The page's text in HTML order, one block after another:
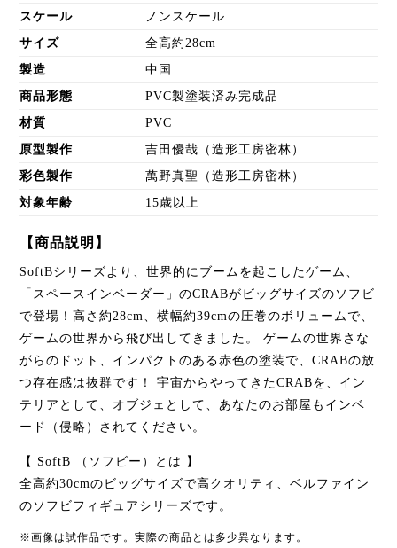
スケール ノンスケール
サイズ 全高約28cm
製造 中国
商品形態 PVC製塗装済み完成品
材質 PVC
原型製作 吉田優哉（造形工房密林）
彩色製作 萬野真聖（造形工房密林）
対象年齢 15歳以上
【商品説明】
SoftBシリーズより、世界的にブームを起こしたゲーム、
「スペースインベーダー」のCRABがビッグサイズのソフビ
で登場！高さ約28cm、横幅約39cmの圧巻のボリュームで、
ゲームの世界から飛び出してきました。 ゲームの世界さな
がらのドット、インパクトのある赤色の塗装で、CRABの放
つ存在感は抜群です！ 宇宙からやってきたCRABを、イン
テリアとして、オブジェとして、あなたのお部屋もインベ
ード（侵略）されてください。
【 SoftB （ソフビー）とは 】
全高約30cmのビッグサイズで高クオリティ、ベルファイン
のソフビフィギュアシリーズです。
※画像は試作品です。実際の商品とは多少異なります。